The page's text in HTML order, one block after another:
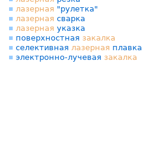
лазерная "рулетка"
лазерная сварка
лазерная указка
поверхностная закалка
селективная лазерная плавка
электронно-лучевая закалка